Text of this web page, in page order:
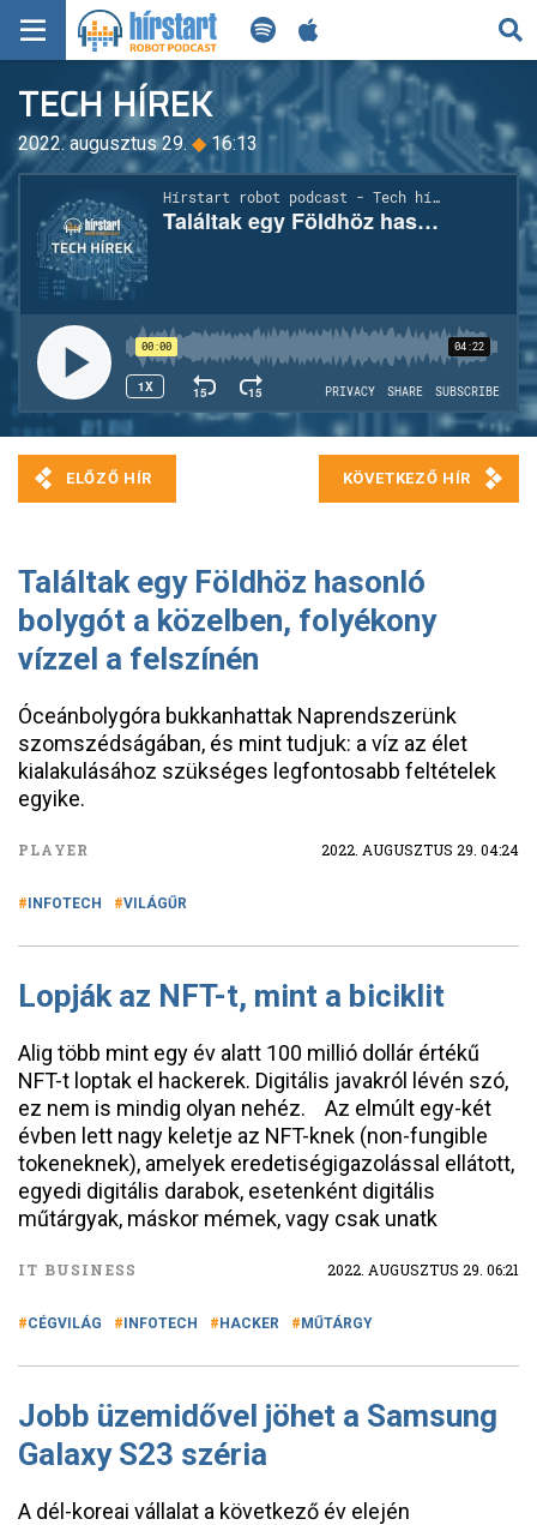
KERESÉS
KEZDŐLAP
FRISS HÍREK
TECH HÍREK
FILM-ZENE-SZÓRAKOZÁS
PLAYLIST
MI AZ A ROBOT PODCAST?
TECH HÍREK
2022. augusztus 29. ◆16:13
Találtak egy Földhöz hasonló
bolygót a közelben, folyékony
vízzel a felszínén
Óceánbolygóra bukkanhattak Naprendszerünk
szomszédságában, és mint tudjuk: a víz az élet
kialakulásához szükséges legfontosabb feltételek
egyike.
PLAYER 2022. AUGUSZTUS 29. 04:24
INFOTECH VILÁGŰR
Lopják az NFT-t, mint a biciklit
Alig több mint egy év alatt 100 millió dollár értékű
NFT-t loptak el hackerek. Digitális javakról lévén szó,
ez nem is mindig olyan nehéz. Az elmúlt egy-két
évben lett nagy keletje az NFT-knek (non-fungible
tokeneknek), amelyek eredetiségigazolással ellátott,
egyedi digitális darabok, esetenként digitális
műtárgyak, máskor mémek, vagy csak unatk
IT BUSINESS 2022. AUGUSZTUS 29. 06:21
CÉGVILÁG INFOTECH HACKER MŰTÁRGY
Jobb üzemidővel jöhet a Samsung
Galaxy S23 széria
A dél-koreai vállalat a következő év elején